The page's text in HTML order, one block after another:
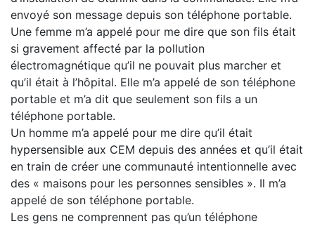
envoyé son message depuis son téléphone portable.
Une femme m’a appelé pour me dire que son fils était
si gravement affecté par la pollution
électromagnétique qu’il ne pouvait plus marcher et
qu’il était à l’hôpital. Elle m’a appelé de son téléphone
portable et m’a dit que seulement son fils a un
téléphone portable.
Un homme m’a appelé pour me dire qu’il était
hypersensible aux CEM depuis des années et qu’il était
en train de créer une communauté intentionnelle avec
des « maisons pour les personnes sensibles ». Il m’a
appelé de son téléphone portable.
Les gens ne comprennent pas qu’un téléphone